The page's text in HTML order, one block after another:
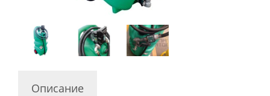
Описание